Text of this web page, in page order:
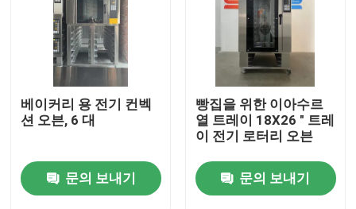
베이커리 용 전기 컨벡
션 오븐, 6 대
문의 보내기
빵집을 위한 이아수르
열 트레이 18X26 " 트레
이 전기 로터리 오븐
문의 보내기